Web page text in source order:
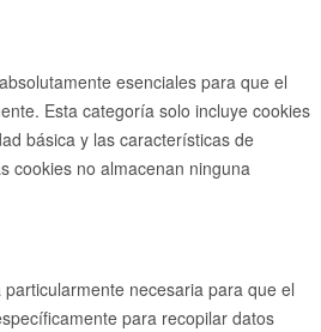
esenciales para que el
Esta categoría solo incluye cookies
básica y las características de
cookies no almacenan ninguna
necesaria para que el
para recopilar datos